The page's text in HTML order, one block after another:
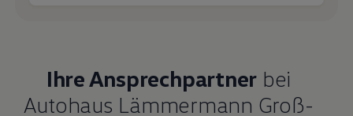
Ihre Ansprechpartner bei
Autohaus Lämmermann Groß-